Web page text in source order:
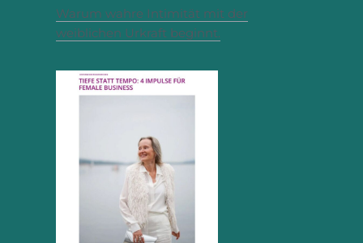
Warum wahre Intimität mit der
weiblichen Urkraft beginnt.